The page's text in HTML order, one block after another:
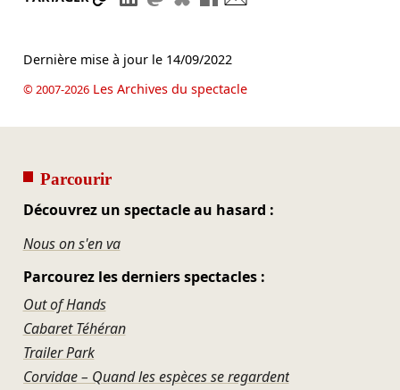
Dernière mise à jour le 14/09/2022
© 2007-2026Les Archives du spectacle
Parcourir
Découvrez un spectacle au hasard :
Nous on s'en va
Parcourez les derniers spectacles :
Out of Hands
Cabaret Téhéran
Trailer Park
Corvidae – Quand les espèces se regardent